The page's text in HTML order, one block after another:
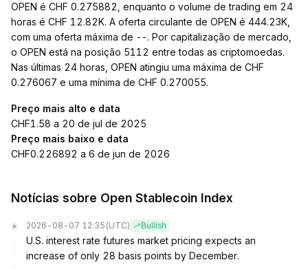
OPEN é CHF 0.275882, enquanto o volume de trading em 24
horas é CHF 12.82K. A oferta circulante de OPEN é 444.23K,
com uma oferta máxima de --. Por capitalização de mercado,
o OPEN está na posição 5112 entre todas as criptomoedas.
Nas últimas 24 horas, OPEN atingiu uma máxima de CHF
0.276067 e uma mínima de CHF 0.270055.
Preço mais alto e data
CHF1.58 a 20 de jul de 2025
Preço mais baixo e data
CHF0.226892 a 6 de jun de 2026
Notícias sobre Open Stablecoin Index
2026-08-07 12:35 (UTC) Bullish
U.S. interest rate futures market pricing expects an
increase of only 28 basis points by December.